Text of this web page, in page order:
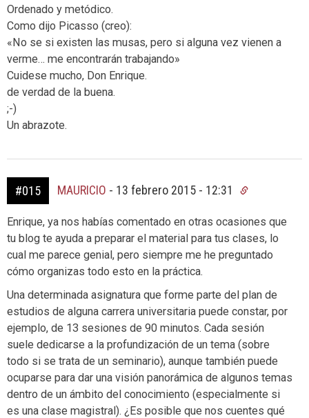
Ordenado y metódico.
Como dijo Picasso (creo):
«No se si existen las musas, pero si alguna vez vienen a
verme… me encontrarán trabajando»
Cuidese mucho, Don Enrique.
de verdad de la buena.
;-)
Un abrazote.
#015 MAURICIO - 13 febrero 2015 - 12:31
Enrique, ya nos habías comentado en otras ocasiones que
tu blog te ayuda a preparar el material para tus clases, lo
cual me parece genial, pero siempre me he preguntado
cómo organizas todo esto en la práctica.
Una determinada asignatura que forme parte del plan de
estudios de alguna carrera universitaria puede constar, por
ejemplo, de 13 sesiones de 90 minutos. Cada sesión
suele dedicarse a la profundización de un tema (sobre
todo si se trata de un seminario), aunque también puede
ocuparse para dar una visión panorámica de algunos temas
dentro de un ámbito del conocimiento (especialmente si
es una clase magistral). ¿Es posible que nos cuentes qué